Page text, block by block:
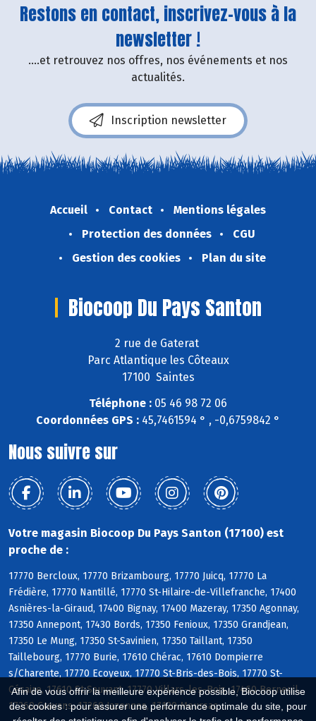
Afin de vous offrir la meilleure expérience possible, Biocoop utilise
des cookies : pour assurer une performance optimale du site, pour
Restons en contact, inscrivez-vous à la
newsletter !
....et retrouvez nos offres, nos événements et nos
actualités.
Inscription newsletter
Accueil Contact
Mentions légales
Protection des données
CGU
Gestion des cookies
Plan du site
Biocoop Du Pays Santon
2 rue de Gaterat
Parc Atlantique les Côteaux
17100 Saintes
Téléphone : 05 46 98 72 06
Coordonnées GPS : 45,7461594 ° , -0,6759842 °
Nous suivre sur
Votre magasin Biocoop Du Pays Santon (17100) est
proche de :
17770 Bercloux, 17770 Brizambourg, 17770 Juicq, 17770 La
Frédière, 17770 Nantillé, 17770 St-Hilaire-de-Villefranche, 17400
Asnières-la-Giraud, 17400 Bignay, 17400 Mazeray, 17350 Agonnay,
17350 Annepont, 17430 Bords, 17350 Fenioux, 17350 Grandjean,
17350 Le Mung, 17350 St-Savinien, 17350 Taillant, 17350
Taillebourg, 17770 Burie, 17610 Chérac, 17610 Dompierre
s/Charente, 17770 Ecoyeux, 17770 St-Bris-des-Bois, 17770 St-
Césaire, 17610 St-Sauvant, 17770 Villars-les-Bois, 17460 Berneuil,
17260 Cravans, 17260 Jazennes, 17120 Meursac